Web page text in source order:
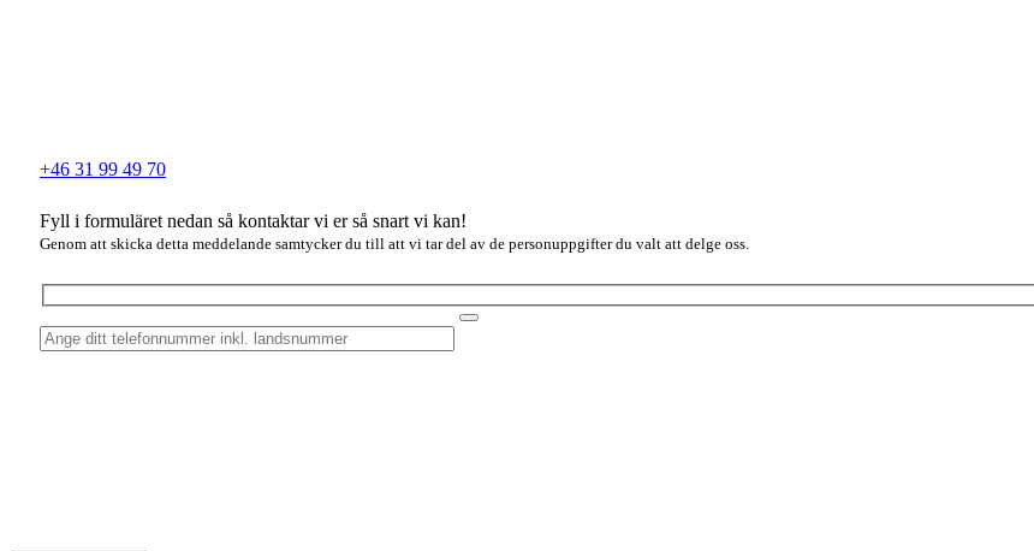
+46 31 99 49 70
Fyll i formuläret nedan så kontaktar vi er så snart vi kan!
Genom att skicka detta meddelande samtycker du till att vi tar del av de personuppgifter du valt att delge oss.